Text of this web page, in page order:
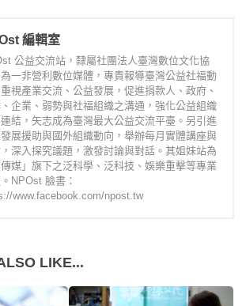
編輯室
公益交流站，隸屬社團法人臺灣數位文化協
一非營利數位媒體，專責報導臺灣公益社福動
視產業交流、公益發展，促進捐款人、政府、
企業、弱勢與社福組織之溝通，強化公益組織
結，矢志成為臺灣最大公益交流平臺。另引進
發展援助與國外組織動向，舉辦每月實體講座與
深入探究議題，激發討論與對話。其姐妹站為
傳媒」旗下之泛科學、泛科技、娛樂重擊等專業
NPOst 臉書：
www.facebook.com/npost.tw
LIKE...